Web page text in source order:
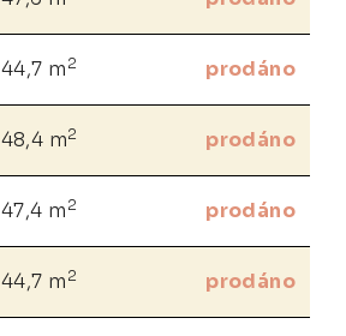
44,7 m 2 prodáno
48,4 m2 prodáno
47,4 m 2 prodáno
44,7 m 2 prodáno